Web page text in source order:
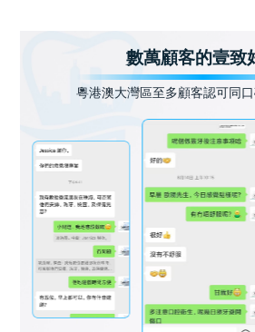
數萬顧客的壹致
粵港澳大灣區至多顧客認可同